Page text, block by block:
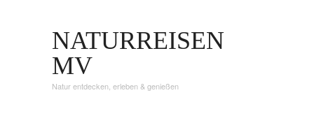
NATURREISEN
MV
Natur entdecken, erleben & genießen